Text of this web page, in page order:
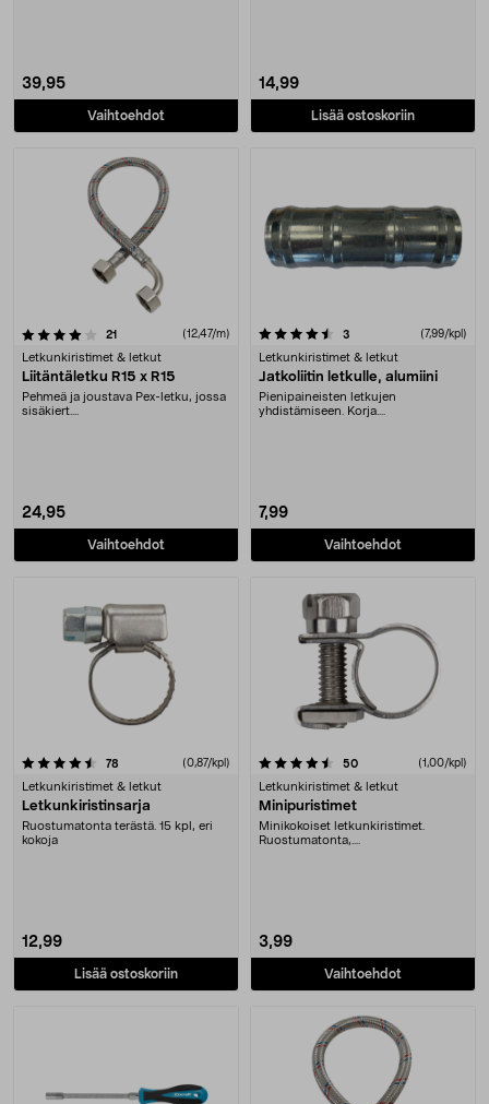
39,95
Vaihtoehdot
14,99
Lisää ostoskoriin
21 (12,47/m)
Letkunkiristimet & letkut
Liitäntäletku R15 x R15
Pehmeä ja joustava Pex-letku, jossa
sisäkiert....
24,95
Vaihtoehdot
4.5 viidestä tähdestä 3 (7,99/kpl)
Letkunkiristimet & letkut
Jatkoliitin letkulle, alumiini
Pienipaineisten letkujen
yhdistämiseen. Korja....
7,99
Vaihtoehdot
78 (0,87/kpl)
Letkunkiristimet & letkut
Letkunkiristinsarja
Ruostumatonta terästä. 15 kpl, eri
kokoja
12,99
Lisää ostoskoriin
4.5 viidestä tähdestä 50arvostelut (1,00/kpl)
Letkunkiristimet & letkut
Minipuristimet
Minikokoiset letkunkiristimet.
Ruostumatonta,....
3,99
Vaihtoehdot